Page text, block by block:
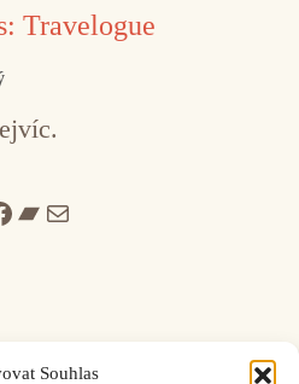
Souhlas
Travelogue
Bandcamp
Mail
Hudební informační středisko
|